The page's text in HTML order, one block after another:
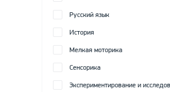
Русский язык
История
Мелкая моторика
Сенсорика
Экспериментирование и